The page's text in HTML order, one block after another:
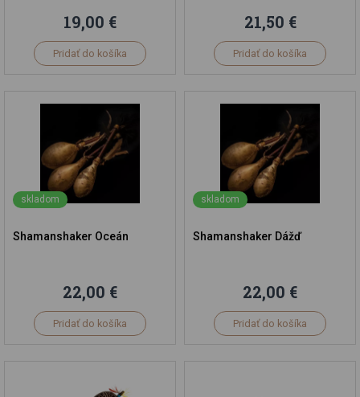
19,00 €
Pridať do košíka
21,50 €
Pridať do košíka
skladom
Shamanshaker Oceán
22,00 €
Pridať do košíka
skladom
Shamanshaker Dážď
22,00 €
Pridať do košíka